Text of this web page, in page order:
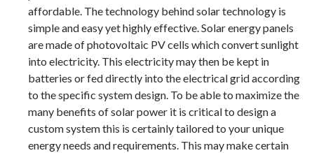
affordable. The technology behind solar technology is
simple and easy yet highly effective. Solar energy panels
are made of photovoltaic PV cells which convert sunlight
into electricity. This electricity may then be kept in
batteries or fed directly into the electrical grid according
to the specific system design. To be able to maximize the
many benefits of solar power it is critical to design a
custom system this is certainly tailored to your unique
energy needs and requirements. This may make certain